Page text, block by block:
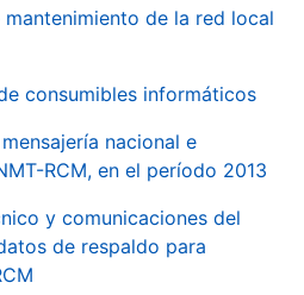
mantenimiento de la red local
consumibles informáticos
nacional e
RCM, en el período 2013
y comunicaciones del
de respaldo para